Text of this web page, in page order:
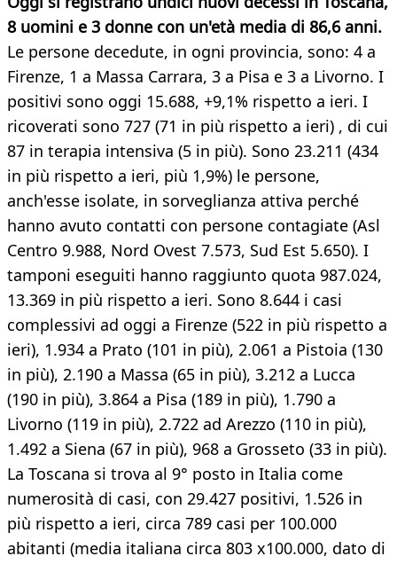
8 uomini e 3 donne con un'età media di 86,6 anni.
Le persone decedute, in ogni provincia, sono: 4 a
Firenze, 1 a Massa Carrara, 3 a Pisa e 3 a Livorno. I
positivi sono oggi 15.688, +9,1% rispetto a ieri. I
ricoverati sono 727 (71 in più rispetto a ieri) , di cui
87 in terapia intensiva (5 in più). Sono 23.211 (434
in più rispetto a ieri, più 1,9%) le persone,
anch'esse isolate, in sorveglianza attiva perché
hanno avuto contatti con persone contagiate (Asl
Centro 9.988, Nord Ovest 7.573, Sud Est 5.650). I
tamponi eseguiti hanno raggiunto quota 987.024,
13.369 in più rispetto a ieri. Sono 8.644 i casi
complessivi ad oggi a Firenze (522 in più rispetto a
ieri), 1.934 a Prato (101 in più), 2.061 a Pistoia (130
in più), 2.190 a Massa (65 in più), 3.212 a Lucca
(190 in più), 3.864 a Pisa (189 in più), 1.790 a
Livorno (119 in più), 2.722 ad Arezzo (110 in più),
1.492 a Siena (67 in più), 968 a Grosseto (33 in più).
La Toscana si trova al 9° posto in Italia come
numerosità di casi, con 29.427 positivi, 1.526 in
più rispetto a ieri, circa 789 casi per 100.000
abitanti (media italiana circa 803 x100.000, dato di